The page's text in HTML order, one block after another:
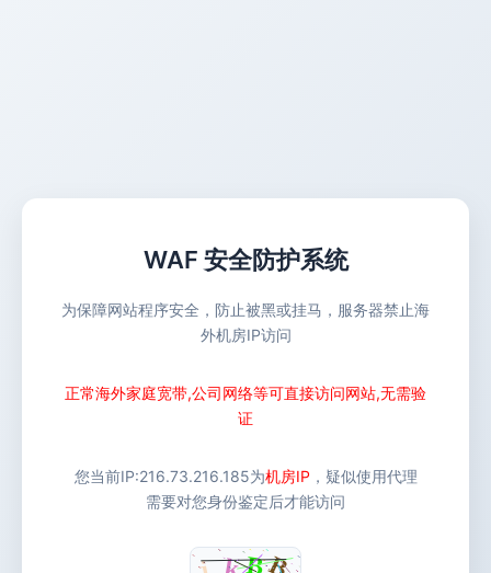
WAF 安全防护系统
为保障网站程序安全，防止被黑或挂马，服务器禁止海
外机房IP访问
正常海外家庭宽带,公司网络等可直接访问网站,无需验
证
您当前IP:216.73.216.185为机房IP ，疑似使用代理
需要对您身份鉴定后才能访问